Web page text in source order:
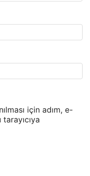
için adım, e-